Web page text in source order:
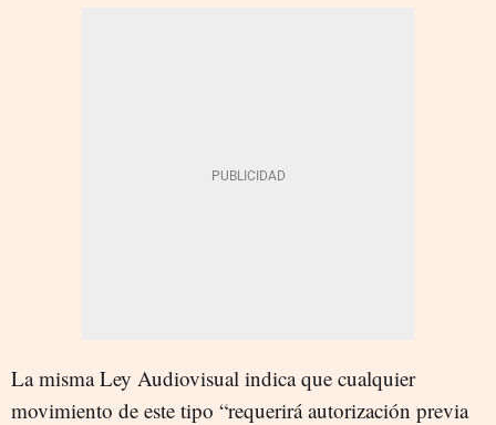
La misma Ley Audiovisual indica que cualquier
movimiento de este tipo “requerirá autorización previa